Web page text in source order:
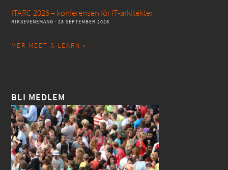
ITARC 2026 – konferensen för IT-arkitekter
RIKSEVENEMANG · 28 SEPTEMBER 2026
MER MEET & LEARN »
BLI MEDLEM